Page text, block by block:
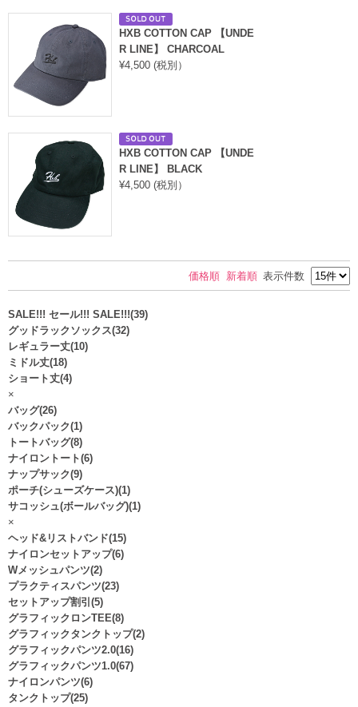
HXB COTTON CAP 【UNDE
R LINE】 CHARCOAL
¥4,500 (税別）
HXB COTTON CAP 【UNDE
R LINE】 BLACK
¥4,500 (税別）
価格順 新着順 表示件数
SALE!!! セール!!! SALE!!!(39)
グッドラックソックス(32)
レギュラー丈(10)
ミドル丈(18)
ショート丈(4)
×
バッグ(26)
バックパック(1)
トートバッグ(8)
ナイロントート(6)
ナップサック(9)
ポーチ(シューズケース)(1)
サコッシュ(ボールバッグ)(1)
×
ヘッド&リストバンド(15)
ナイロンセットアップ(6)
Wメッシュパンツ(2)
プラクティスパンツ(23)
セットアップ割引(5)
グラフィックロンTEE(8)
グラフィックタンクトップ(2)
グラフィックパンツ2.0(16)
グラフィックパンツ1.0(67)
ナイロンパンツ(6)
タンクトップ(25)